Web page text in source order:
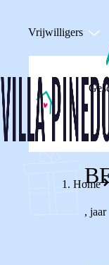
Vrijwilligers
Home
, jaar